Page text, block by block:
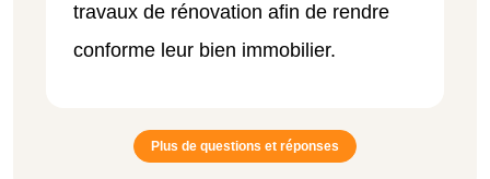
travaux de rénovation afin de rendre
conforme leur bien immobilier.
Plus de questions et réponses